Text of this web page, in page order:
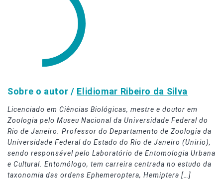
Sobre o autor / Elidiomar Ribeiro da Silva
Licenciado em Ciências Biológicas, mestre e doutor em
Zoologia pelo Museu Nacional da Universidade Federal do
Rio de Janeiro. Professor do Departamento de Zoologia da
Universidade Federal do Estado do Rio de Janeiro (Unirio),
sendo responsável pelo Laboratório de Entomologia Urbana
e Cultural. Entomólogo, tem carreira centrada no estudo da
taxonomia das ordens Ephemeroptera, Hemiptera […]